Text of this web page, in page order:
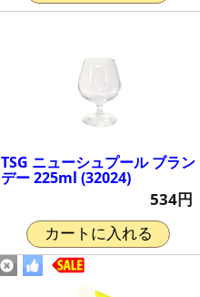
TSG ニューシュプール ブラン
デー 225ml (32024)
534円
カートに入れる